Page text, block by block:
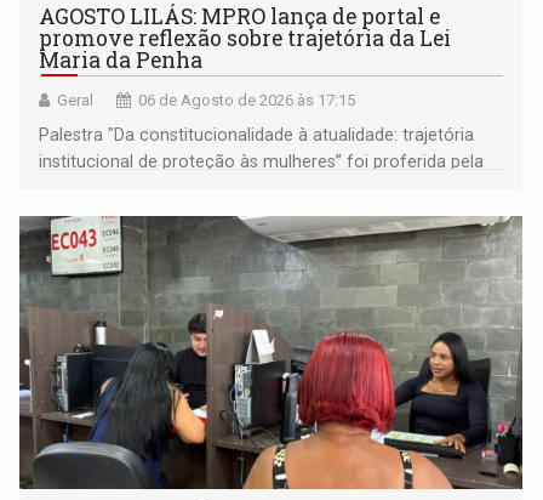
AGOSTO LILÁS: MPRO lança de portal e
promove reflexão sobre trajetória da Lei
Maria da Penha
Geral 06 de Agosto de 2026 às 17:15
Palestra "Da constitucionalidade à atualidade: trajetória
institucional de proteção às mulheres” foi proferida pela
Goiás